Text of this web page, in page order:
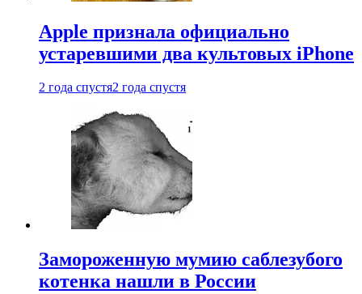
Apple признала официально
устаревшими два культовых iPhone
2 года спустя2 года спустя
Замороженную мумию саблезубого
котенка нашли в России